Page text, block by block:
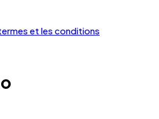
et les conditions